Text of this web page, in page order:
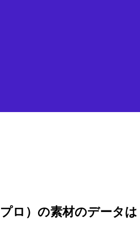
ロ）の素材のデータは